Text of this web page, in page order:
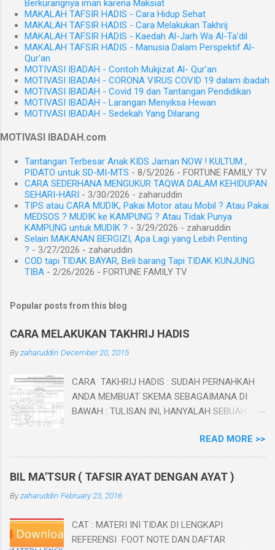
kondisi fase masa lalu (fase periwayatan dan
pasca periwayatan). Fenomena tersebut
mengakibatkan kekhawatiran dan kecemasan
tentang masa depan kaidah hadis atau ilmu
hadis, khususnya jika fenomena ini jika
berkelanjutan. Kenyataan ini mengakibatkan
menjadi semakin kaburnya bentuk sebenarnya
dari metode kritikus hadis dalam menyingkap
Berkurangnya iman karena Maksiat
MAKALAH TAFSIR HADIS - Cara Hidup Sehat
MAKALAH TAFSIR HADIS - Cara Melakukan Takhrij
MAKALAH TAFSIR HADIS - Kaedah Al-Jarh Wa Al-Ta'dil
MAKALAH TAFSIR HADIS - Manusia Dalam Perspektif Al-
Qur'an
MOTIVASI IBADAH - Contoh Mukjizat Al- Qur'an
MOTIVASI IBADAH - CORONA VIRUS COVID 19 dalam ibadah
MOTIVASI IBADAH - Covid 19 dan Tantangan Pendidikan
MOTIVASI IBADAH - Larangan Menyiksa Hewan
MOTIVASI IBADAH - Sedekah Yang Dilarang
MOTIVASI IBADAH.com
Tantangan Terbesar Anak KIDS Jaman NOW ! KULTUM ,
PIDATO untuk SD-MI-MTS - 8/5/2026 - FORTUNE FAMILY TV
CARA SEDERHANA MENGUKUR TAQWA DALAM KEHIDUPAN
SEHARI-HARI - 3/30/2026 - zaharuddin
TIPS atau CARA MUDIK, Pakai Motor atau Mobil ? Atau Pakai
MEDSOS ? MUDIK ke KAMPUNG ? Atau Tidak Punya
KAMPUNG untuk MUDIK ? - 3/29/2026 - zaharuddin
Selain MAKANAN BERGIZI, Apa Lagi yang Lebih Penting
? - 3/27/2026 - zaharuddin
COD tapi TIDAK BAYAR, Beli barang Tapi TIDAK KUNJUNG
TIBA - 2/26/2026 - FORTUNE FAMILY TV
Popular posts from this blog
CARA MELAKUKAN TAKHRIJ HADIS
Byzaharuddin December 20, 2015
CARA TAKHRIJ HADIS : SUDAH PERNAHKAH
ANDA MEMBUAT SKEMA SEBAGAIMANA DI
BAWAH : TULISAN INI, HANYALAH SEBUAH
ATAS. BAB I PENDAHULUAN A. Latar Belakang
Hadis Nabi merupakan sumber ajaran Islam
yang kedua setelah al-Qur’an, yang setiap
muslim wajib mengikuti danmengamalkan
ajaran-ajaran yang terdapat didalamnya.
setelah al-Qur'an, keotentikan sunnah menjadi
keharusan untuk dipelajari dan dikaji oleh setiap
READ MORE >>
BIL MA'TSUR ( TAFSIR AYAT DENGAN AYAT )
Byzaharuddin February 23, 2016
CAT : MATERI INI TIDAK DI LENGKAPI
REFERENSI FOOT NOTE DAN DAFTAR